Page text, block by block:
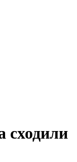
сходили